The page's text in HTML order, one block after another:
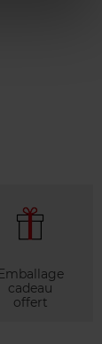
Emballage
cadeau
offert